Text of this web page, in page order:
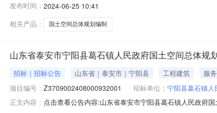
份有限公司中标价格：50万元二、其他：山东省泰安市
空间总体规划编制
发布时间： 2024-06-25 10:41
相关产品：
国土空间总体规划编制
山东省泰安市宁阳县葛石镇人民政府国土空间总体规
招标｜招标公告 山东省｜泰安市｜宁阳县 工程建筑
服务
项目编号： Z3709002408000932001 招标单位： 宁阳县葛石镇人
正文内容： 点击查看公告内容:山东省泰安市宁阳县葛石镇人民政府